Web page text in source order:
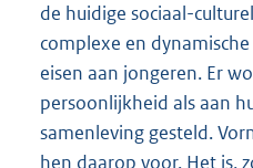
de huidige sociaal-
complexe en
eisen aan jongeren. Er
persoonlijkheid als aan
samenleving gesteld.
hen daarop voor. Het is,